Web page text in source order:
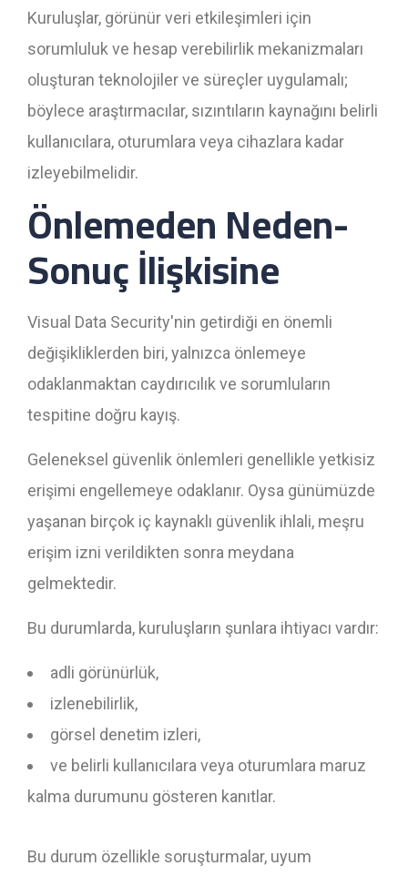
Kuruluşlar, görünür veri etkileşimleri için
sorumluluk ve hesap verebilirlik mekanizmaları
oluşturan teknolojiler ve süreçler uygulamalı;
böylece araştırmacılar, sızıntıların kaynağını belirli
kullanıcılara, oturumlara veya cihazlara kadar
izleyebilmelidir.
Önlemeden Neden-
Sonuç İlişkisine
Visual Data Security'nin getirdiği en önemli
değişikliklerden biri, yalnızca önlemeye
odaklanmaktan caydırıcılık ve sorumluların
tespitine doğru kayış.
Geleneksel güvenlik önlemleri genellikle yetkisiz
erişimi engellemeye odaklanır. Oysa günümüzde
yaşanan birçok iç kaynaklı güvenlik ihlali, meşru
erişim izni verildikten sonra meydana
gelmektedir.
Bu durumlarda, kuruluşların şunlara ihtiyacı vardır:
adli görünürlük,
izlenebilirlik,
görsel denetim izleri,
ve belirli kullanıcılara veya oturumlara maruz
kalma durumunu gösteren kanıtlar.
Bu durum özellikle soruşturmalar, uyum